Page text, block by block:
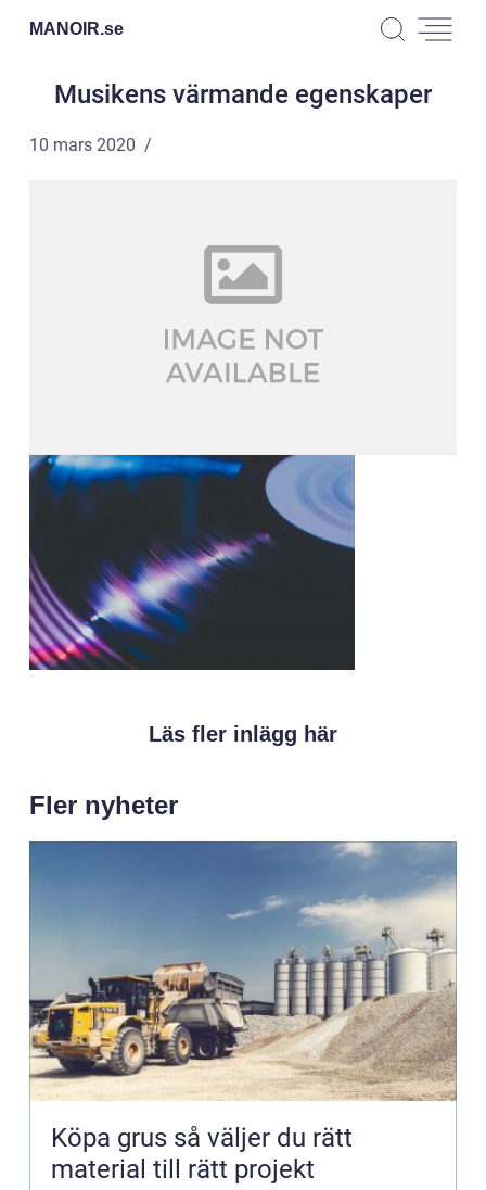
MANOIR.se
Musikens värmande egenskaper
10 mars 2020
Läs fler inlägg här
Fler nyheter
Köpa grus så väljer du rätt
material till rätt projekt